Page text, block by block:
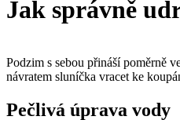
Jak správně
Podzim s sebou přináší poměrně
návratem sluníčka vracet ke
Pečlivá úprava vody